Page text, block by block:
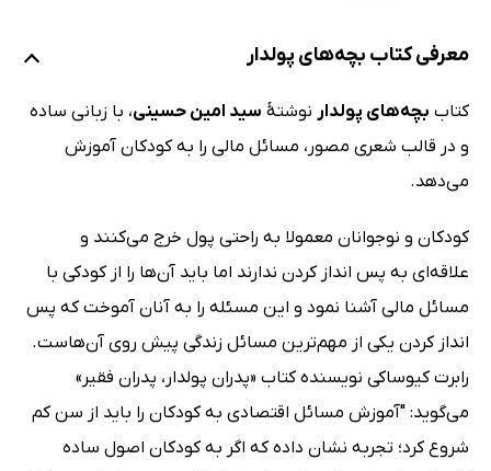
معرفی کتاب بچه‌های پولدار
کتاب بچه‌های پولدار نوشتۀ سید امین حسینی، با زبانی ساده
و در قالب شعری مصور، مسائل مالی را به کودکان آموزش
می‌دهد.
کودکان و نوجوانان معمولا به راحتی پول خرج می‌کنند و
علاقه‌ای به پس انداز کردن ندارند اما باید آن‌ها را از کودکی با
مسائل مالی آشنا نمود و این مسئله را به آنان آموخت که پس
انداز کردن یکی از مهم‌ترین مسائل زندگی پیش روی آن‌هاست.
رابرت کیوساکی نویسنده کتاب «پدران پولدار، پدران فقیر»
می‌گوید: "آموزش مسائل اقتصادی به کودکان را باید از سن کم
شروع کرد؛ تجربه نشان داده که اگر به کودکان اصول ساده